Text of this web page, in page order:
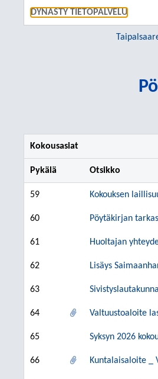
DYNASTY TIETOPALVELU
Kokousasiat
Pykälä Otsikko
59 Kokouksen
60 Pöytäkirjan
61 Huoltajan
62 Lisäys
63
64 Valtuustoaloite
65 Syksyn 2026
66 Kuntalaisaloite _